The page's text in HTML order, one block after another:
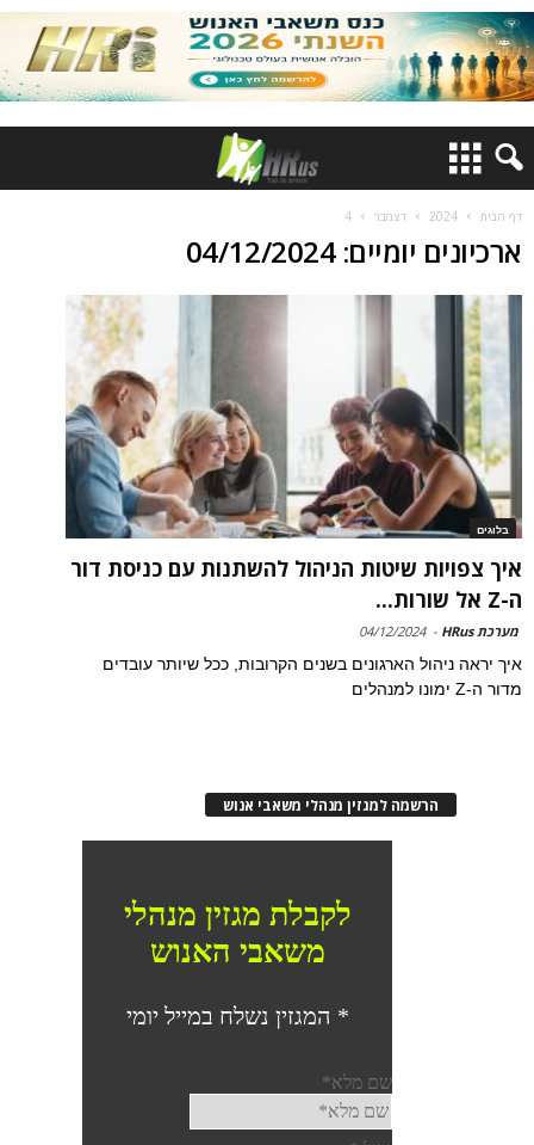
דף הבית 2024 דצמבר 4
ארכיונים יומיים: 04/12/2024
בלוגים
איך צפויות שיטות הניהול להשתנות עם כניסת דור
ה-Z אל שורות...
מערכת HRus -
04/12/2024
איך יראה ניהול הארגונים בשנים הקרובות, ככל שיותר עובדים
מדור ה-Z ימונו למנהלים
הרשמה למגזין מנהלי משאבי אנוש